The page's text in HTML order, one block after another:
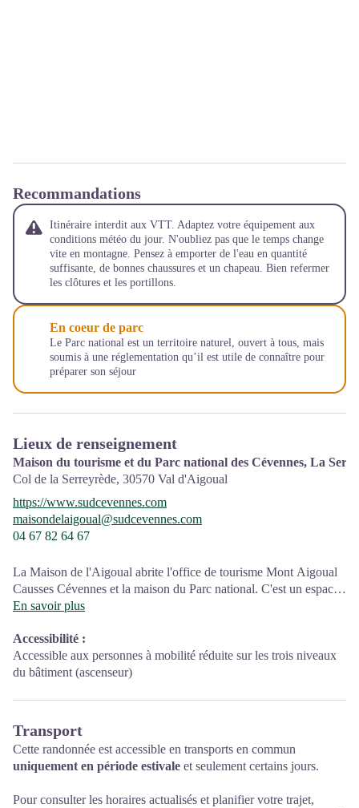
Recommandations
Itinéraire interdit aux VTT. Adaptez votre équipement aux
conditions météo du jour. N'oubliez pas que le temps change
vite en montagne. Pensez à emporter de l'eau en quantité
suffisante, de bonnes chaussures et un chapeau. Bien refermer
les clôtures et les portillons.
En coeur de parc
Le Parc national est un territoire naturel, ouvert à tous, mais
soumis à une réglementation qu’il est utile de connaître pour
préparer son séjour
Lieux de renseignement
Maison du tourisme et du Parc national des Cévennes, La
Col de la Serreyrède, 30570 Val d'Aigoual
https://www.sudcevennes.com
maisondelaigoual@sudcevennes.com
04 67 82 64 67
La Maison de l'Aigoual abrite l'office de tourisme Mont Aigoual
Causses Cévennes et la maison du Parc national. C'est un espace
d’accueil, d'information et de sensibilisation sur le Parc national
d'animation ainsi que les règles à adopter en cœur de Parc.
Sur place : expositions temporaires, animations au départ du site
et boutique
En savoir plus
Accessibilité :
Accessible aux personnes à mobilité réduite sur les trois niveaux
du bâtiment (ascenseur)
Transport
Cette randonnée est accessible en transports en commun
uniquement en période estivale et seulement certains jours.
Pour consulter les horaires actualisés et planifier votre trajet,